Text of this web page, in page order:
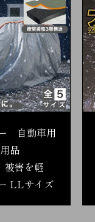
自動車用
品
被害を軽
LLサイズ